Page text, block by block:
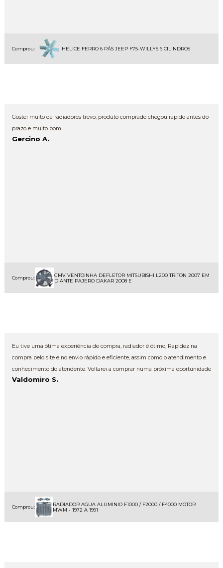
Comprou: HELICE FERRO 6 PÁS JEEP F75-WILLYS 6 CILINDROS
Gostei muito da radiadores trevo, produto comprado chegou rapido antes do
prazo e muito bom
Gercino A.
Comprou:
GMV VENTOINHA DEFLETOR MITSUBISHI L200 TRITON 2007 EM
DIANTE PAJERO DAKAR 2008 E
Eu tive uma ótima experiência de compra, radiador é ótimo, Rapidez na
compra pelo site e no envio rápido e eficiente, assim como o atendimento e
conhecimento do atendente. Voltarei a comprar numa próxima oportunidade
Valdomiro S.
Comprou:
RADIADOR AGUA ALUMINIO F1000 / F2000 / F4000 MOTOR
MWM - 1972 A 1991